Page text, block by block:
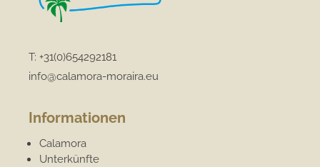
T:+31(0)654292181
info@calamora-moraira.eu
Informationen
Calamora
Unterkünfte